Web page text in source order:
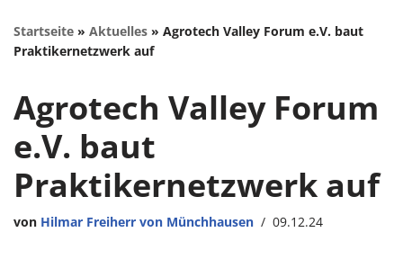
Startseite » Aktuelles » Agrotech Valley Forum e.V. baut
Praktikernetzwerk auf
Agrotech Valley Forum
e.V. baut
Praktikernetzwerk auf
von Hilmar Freiherr von Münchhausen 09.12.24